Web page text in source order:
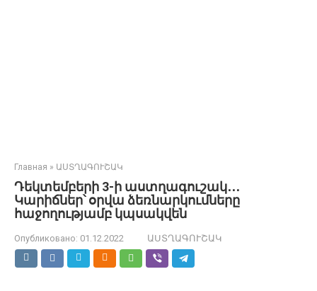
Главная » ԱՍՏՂԱԳՈՒՇԱԿ
Դեկտեմբերի 3-ի աստղագուշակ․․․
Կարիճներ՝ օրվա ձեռնարկումները
հաջողությամբ կպսակվեն
Опубликовано: 01.12.2022 ԱՍՏՂԱԳՈՒՇԱԿ